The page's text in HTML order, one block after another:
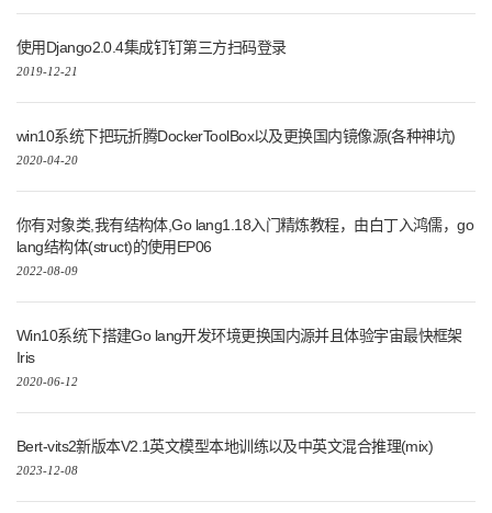
使用Django2.0.4集成钉钉第三方扫码登录
2019-12-21
win10系统下把玩折腾DockerToolBox以及更换国内镜像源(各种神坑)
2020-04-20
你有对象类,我有结构体,Go lang1.18入门精炼教程，由白丁入鸿儒，go
lang结构体(struct)的使用EP06
2022-08-09
Win10系统下搭建Go lang开发环境更换国内源并且体验宇宙最快框架
Iris
2020-06-12
Bert-vits2新版本V2.1英文模型本地训练以及中英文混合推理(mix)
2023-12-08